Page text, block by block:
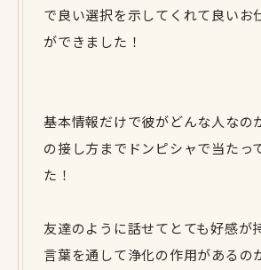
で良い選択を示してくれて良いお
ができました！
基本情報だけで彼がどんな人なの
の接し方までドンピシャで当たっ
た！
友達のように話せてとても好感が
言葉を通して浄化の作用があるの